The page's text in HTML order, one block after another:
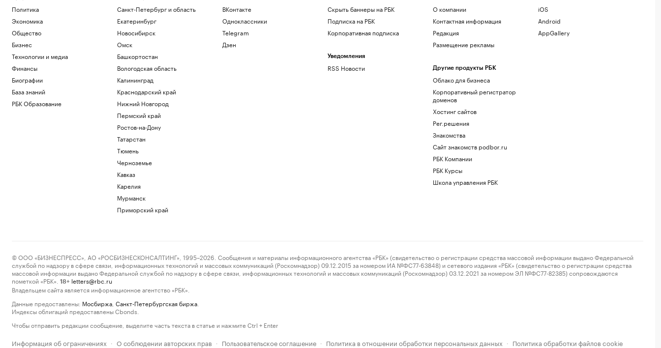
атак ВСУ на Севастополь
Во Внуково ввели прием и отправку
рейсов по согласованию
Общество
Политика
Экономика
Общество
Бизнес
Технологии и медиа
Финансы
Биографии
База знаний
РБК Образование
Санкт-Петербург и область
Екатеринбург
Новосибирск
Омск
Башкортостан
Вологодская область
Калининград
Краснодарский край
Нижний Новгород
Пермский край
Ростов-на-Дону
Татарстан
Тюмень
Черноземье
Кавказ
Карелия
Мурманск
Приморский край
ВКонтакте
Одноклассники
Telegram
Дзен
Скрыть баннеры на РБК
Подписка на РБК
Корпоративная подписка
Уведомления
RSS Новости
О компании
Контактная информация
Редакция
Размещение рекламы
Другие продукты РБК
Облако для бизнеса
Корпоративный регистратор
доменов
Хостинг сайтов
Рег.решения
Знакомства
Сайт знакомств podbor.ru
РБК Компании
РБК Курсы
Школа управления РБК
iOS
Android
AppGallery
© ООО «БИЗНЕСПРЕСС», АО «РОСБИЗНЕСКОНСАЛТИНГ», 1995–2026. Сообщения и материалы информационного агентства «РБК» (свидетельство о регистрации средства массовой информации выдано Федеральной
службой по надзору в сфере связи, информационных технологий и массовых коммуникаций (Роскомнадзор) 09.12.2015 за номером ИА №ФС77-63848) и сетевого издания «РБК» (свидетельство о регистрации средства
массовой информации выдано Федеральной службой по надзору в сфере связи, информационных технологий и массовых коммуникаций (Роскомнадзор) 03.12.2021 за номером ЭЛ №ФС77-82385) сопровождаются
пометкой «РБК».
18+ letters@rbc.ru
Владельцем сайта является информационное агентство «РБК».
Данные предоставлены: Мосбиржа Санкт-Петербургская биржа
Индексы облигаций предоставлены Cbonds.
Чтобы отправить редакции сообщение, выделите часть текста в статье и нажмите Ctrl + Enter
Информация об ограничениях · О соблюдении авторских прав · Пользовательское соглашение · Политика в отношении обработки персональных данных · Политика обработки файлов cookie